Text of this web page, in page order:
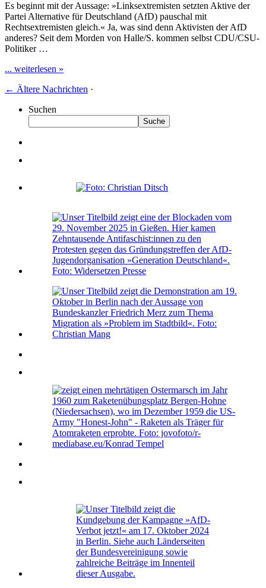
Es beginnt mit der Aussage: »Linksextremisten setzten Aktive der
Partei Alternative für Deutschland (AfD) pauschal mit
Rechtsextremisten gleich.« Ja, was sind denn Aktivisten der AfD
anderes? Seit dem Morden von Halle/S. kommen selbst CDU/CSU-
Politiker …
... weiterlesen »
← Ältere Nachrichten ·
Suchen
Suche